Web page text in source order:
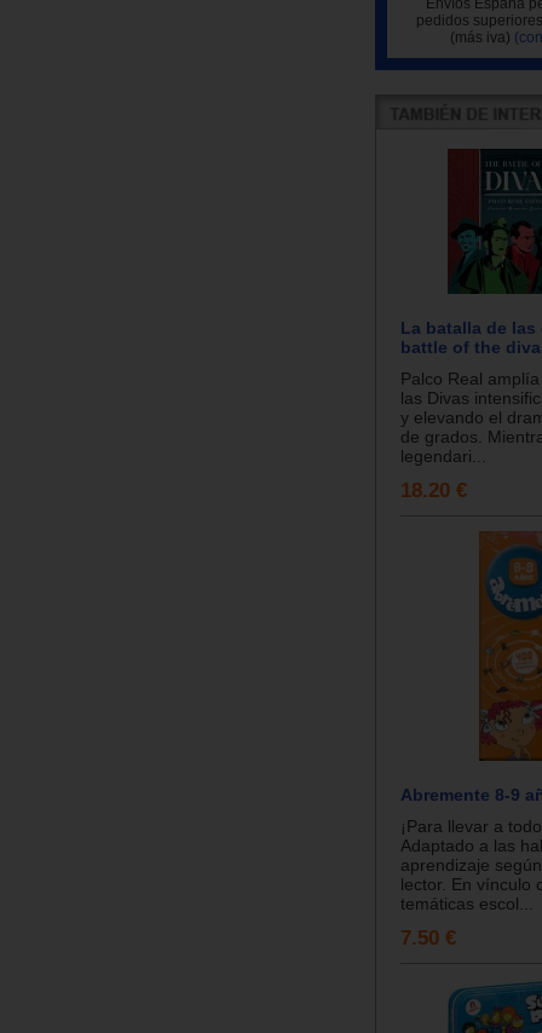
Envíos España
pedidos
(más iva)
La batalla de las
battle of the
Palco Real
las Divas
y elevando el
de grados.
legendari...
18.20 €
Abremente 8-9
¡Para llevar a
Adaptado a las
aprendizaje
lector. En vínculo
temáticas escol...
7.50 €